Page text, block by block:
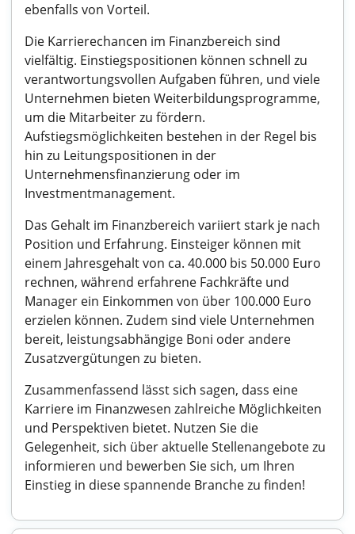
ebenfalls von Vorteil.
Die Karrierechancen im Finanzbereich sind
vielfältig. Einstiegspositionen können schnell zu
verantwortungsvollen Aufgaben führen, und viele
Unternehmen bieten Weiterbildungsprogramme,
um die Mitarbeiter zu fördern.
Aufstiegsmöglichkeiten bestehen in der Regel bis
hin zu Leitungspositionen in der
Unternehmensfinanzierung oder im
Investmentmanagement.
Das Gehalt im Finanzbereich variiert stark je nach
Position und Erfahrung. Einsteiger können mit
einem Jahresgehalt von ca. 40.000 bis 50.000 Euro
rechnen, während erfahrene Fachkräfte und
Manager ein Einkommen von über 100.000 Euro
erzielen können. Zudem sind viele Unternehmen
bereit, leistungsabhängige Boni oder andere
Zusatzvergütungen zu bieten.
Zusammenfassend lässt sich sagen, dass eine
Karriere im Finanzwesen zahlreiche Möglichkeiten
und Perspektiven bietet. Nutzen Sie die
Gelegenheit, sich über aktuelle Stellenangebote zu
informieren und bewerben Sie sich, um Ihren
Einstieg in diese spannende Branche zu finden!